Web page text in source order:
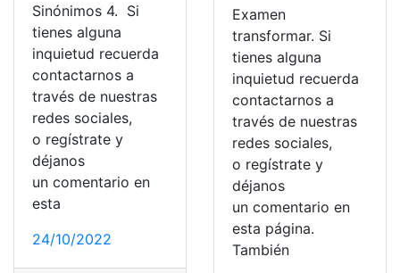
Sinónimos 4. Si
tienes alguna
inquietud recuerda
contactarnos a
través de nuestras
redes sociales,
o regístrate y
déjanos
un comentario en
esta
24/10/2022
Examen
transformar. Si
tienes alguna
inquietud recuerda
contactarnos a
través de nuestras
redes sociales,
o regístrate y
déjanos
un comentario en
esta página.
También